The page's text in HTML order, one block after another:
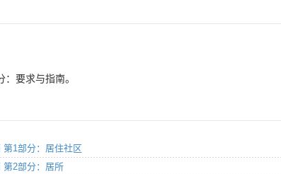
要求与指南。
1部分：居住社区
2部分：居所